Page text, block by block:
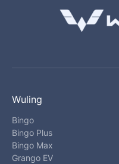
Wuling
Bingo
Bingo Plus
Bingo Max
Grango EV